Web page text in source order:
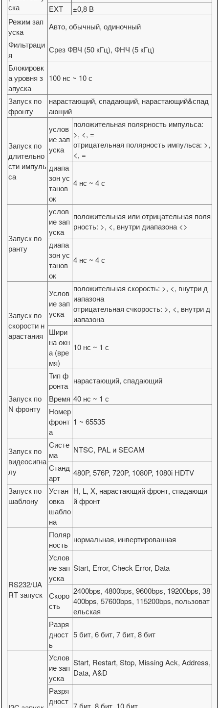
ска
EXT
±0,8 В
Режим зап
уска
Авто, обычный, одиночный
Фильтраци
я
Срез ФВЧ (50 кГц), ФНЧ (5 кГц)
Блокировк
а уровня з
апуска
100 нс ~ 10 с
Запуск по
фронту
нарастающий, спадающий, нарастающий&спад
ающий
Запуск по
длительно
сти импуль
са
услов
ие зап
уска
положительная полярность импульса:
>, <, =
отрицательная полярность импульса: >,
<, =
диапа
зон ус
танов
ок
4 нс ~ 4 с
Запуск по
ранту
услов
ие зап
уска
положительная или отрицательная поля
рность: >, <, внутри диапазона <>
диапа
зон ус
танов
ок
4 нс ~ 4 с
Запуск по
скорости н
арастания
Услов
ие зап
уска
положительная скорость: >, <, внутри д
иапазона
отрицательная счкорость: >, <, внутри д
иапазона
Шири
на окн
а (вре
мя)
10 нс ~ 1 с
Запуск по
N фронту
Тип ф
ронта
нарастающий, спадающий
Время 40 нс ~ 1 с
Номер
фронт
а
1 ~ 65535
Запуск по
видеосигна
лу
Cисте
ма
NTSC, PAL и SECAM
Cтанд
арт
480P, 576P, 720P, 1080P, 1080i HDTV
Запуск по
шаблону
Устан
овка
шабло
на
H, L, X, нарастающий фронт, спадающи
й фронт
RS232/UA
RT запуск
Поляр
ность
нормальная, инвертированная
Услов
ие зап
уска
Start, Error, Check Error, Data
Скоро
сть
2400bps, 4800bps, 9600bps, 19200bps, 38
400bps, 57600bps, 115200bps, пользоват
ельская
Разря
дност
ь
5 бит, 6 бит, 7 бит, 8 бит
Услов
ие зап
уска
Start, Restart, Stop, Missing Ack, Address,
Data, A&D
Разря
дност